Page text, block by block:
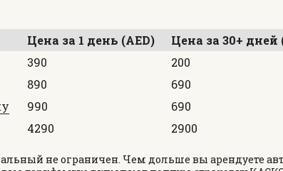
Цена за 1 день (AED)
Цена за 30+ дней
390
200
890
690
990
690
4290 2900
не ограничен. Чем дольше вы арендуете